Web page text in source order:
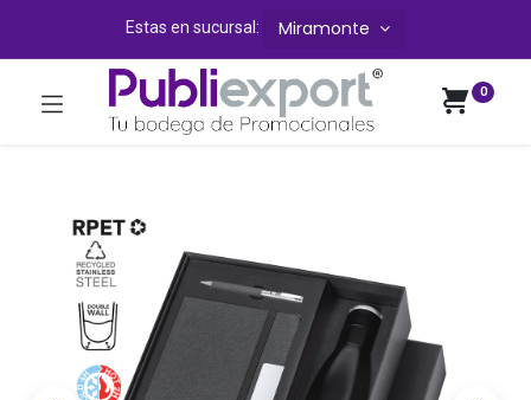
Estas en sucursal: Miramonte
0